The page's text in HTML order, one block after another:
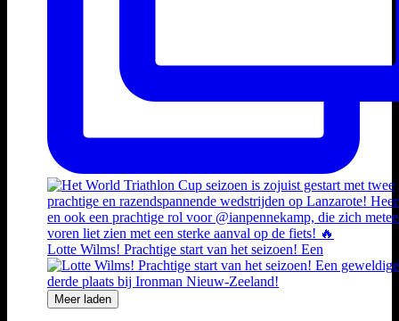
Lotte Wilms! Prachtige start van het seizoen! Een
Meer laden